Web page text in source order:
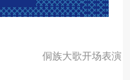
侗族大歌开场表演